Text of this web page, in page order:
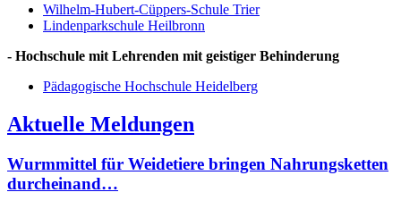
Wilhelm-Hubert-Cüppers-Schule Trier
Lindenparkschule Heilbronn
- Hochschule mit Lehrenden mit geistiger Behinderung
Pädagogische Hochschule Heidelberg
Aktuelle Meldungen
Wurmmittel für Weidetiere bringen Nahrungsketten
durcheinand…